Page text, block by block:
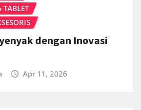
TABLET
dengan Inovasi
Apr 11, 2026